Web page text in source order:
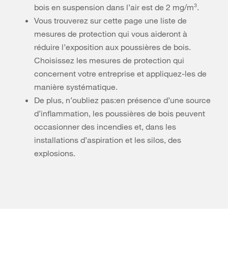
bois en suspension dans l’air est de 2 mg/m³.
Vous trouverez sur cette page une liste de
mesures de protection qui vous aideront à
réduire l’exposition aux poussières de bois. ​
Choisissez les mesures de protection qui
concernent votre entreprise et appliquez-les de
manière systématique.
De plus, n’oubliez pas:en présence d’une source
d’inflammation, les poussières de bois peuvent
occasionner des incendies et, dans les
installations d’aspiration et les silos, des
explosions.